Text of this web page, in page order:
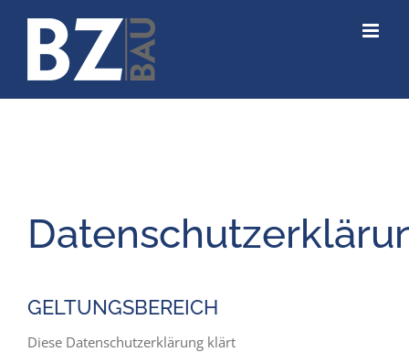
Zum
springen
GELTUNGSBEREICH
Diese Datenschutzerklärung klärt